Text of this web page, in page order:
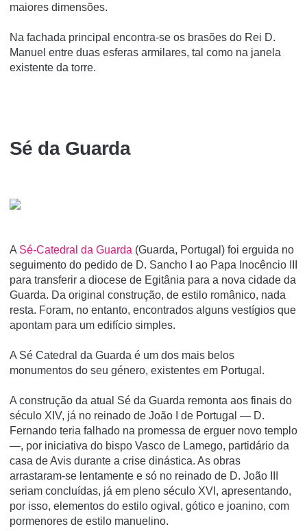
maiores dimensões.
Na fachada principal encontra-se os brasões do Rei D.
Manuel entre duas esferas armilares, tal como na janela
existente da torre.
Sé da Guarda
A Sé-Catedral da Guarda (Guarda, Portugal) foi erguida no
seguimento do pedido de D. Sancho I ao Papa Inocêncio III
para transferir a diocese de Egitânia para a nova cidade da
Guarda. Da original construção, de estilo românico, nada
resta. Foram, no entanto, encontrados alguns vestí­gios que
apontam para um edifí­cio simples.
A Sé Catedral da Guarda é um dos mais belos
monumentos do seu género, existentes em Portugal.
A construção da atual Sé da Guarda remonta aos finais do
século XIV, já no reinado de João I de Portugal — D.
Fernando teria falhado na promessa de erguer novo templo
—, por iniciativa do bispo Vasco de Lamego, partidário da
casa de Avis durante a crise dinástica. As obras
arrastaram-se lentamente e só no reinado de D. João III
seriam concluídas, já em pleno século XVI, apresentando,
por isso, elementos do estilo ogival, gótico e joanino, com
pormenores de estilo manuelino.